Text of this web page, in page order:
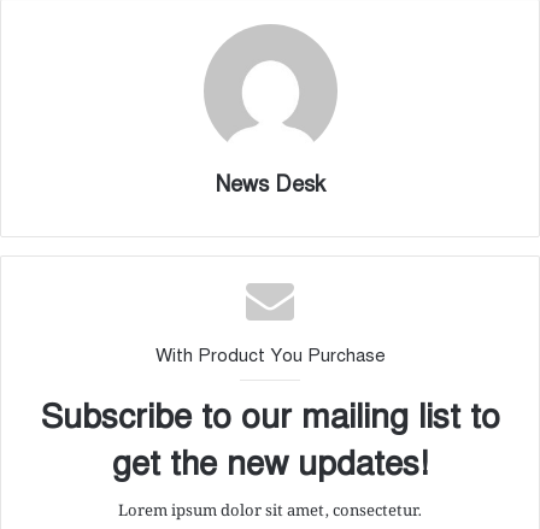
News Desk
With Product You Purchase
Subscribe to our mailing list to
get the new updates!
Lorem ipsum dolor sit amet, consectetur.